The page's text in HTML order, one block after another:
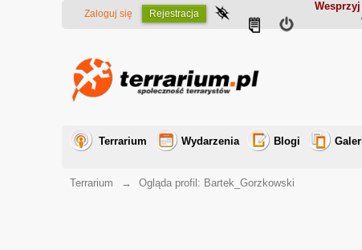
Zaloguj się Rejestracja
Terrarium Wydarzenia Blogi
Terrarium
→ Ogląda profil: Bartek_Gorzkowski